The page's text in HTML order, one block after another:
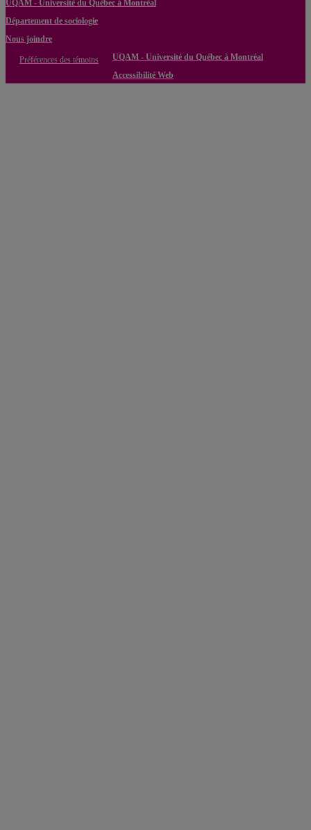
UQAM - Université du Québec à Montréal
Département de sociologie
Nous joindre
Préférences des témoins
UQAM - Université du Québec à Montréal
Accessibilité Web